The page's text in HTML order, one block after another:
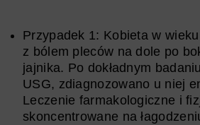
Przypadek 1: Kobieta w wieku
z bólem pleców na dole po
jajnika. Po dokładnym
USG, zdiagnozowano u niej
Leczenie farmakologiczne i
skoncentrowane na